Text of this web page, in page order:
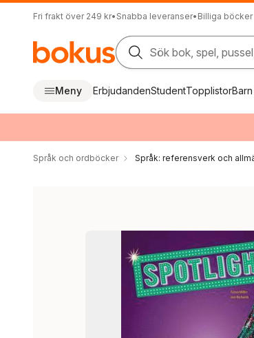
Fri frakt över 249 kr• Snabba leveranser• Billiga böcker
Sök bok, spel,
Meny ErbjudandenStudentTopplistor
Språk och ordböcker Språk: referensverk och